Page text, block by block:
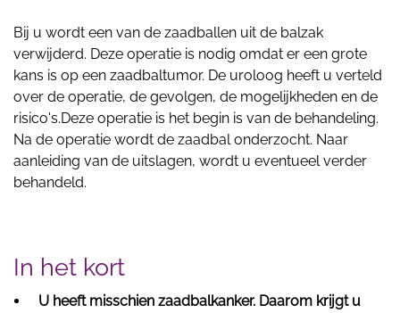
Bij u wordt een van de zaadballen uit de balzak
verwijderd. Deze operatie is nodig omdat er een grote
kans is op een zaadbaltumor. De uroloog heeft u verteld
over de operatie, de gevolgen, de mogelijkheden en de
risico's.Deze operatie is het begin is van de behandeling.
Na de operatie wordt de zaadbal onderzocht. Naar
aanleiding van de uitslagen, wordt u eventueel verder
behandeld.
In het kort
U heeft misschien zaadbalkanker. Daarom krijgt u